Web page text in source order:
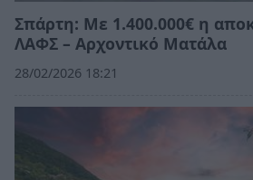
Σπάρτη: Με 1.400.000€ η
ΛΑΦΣ – Αρχοντικό Ματάλα
28/02/2026 18:21